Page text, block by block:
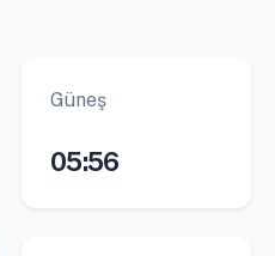
Güneş
05:56